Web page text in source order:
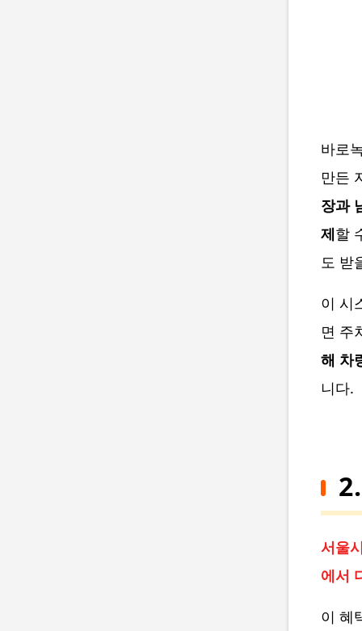
바로
만든
장과
제할
도 받
이 시
면 주
해 차
니다.
서울
에서
이 혜